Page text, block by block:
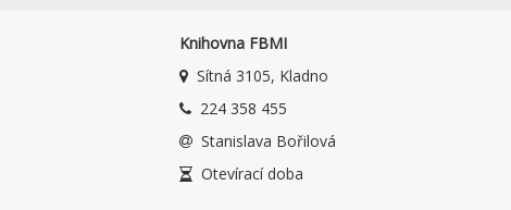
Knihovna FBMI
Sítná 3105, Kladno
224 358 455
Stanislava Bořilová
Otevírací doba